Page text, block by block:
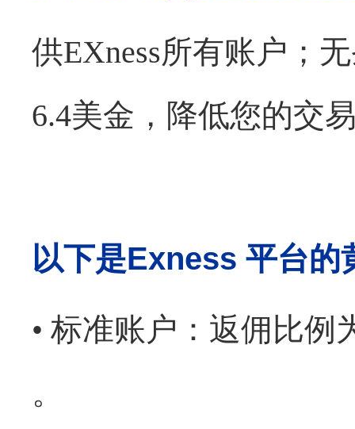
供EXness所有账户；
6.4美金，降低您的交
以下是Exness 平台的
• 标准账户：返佣比例
。